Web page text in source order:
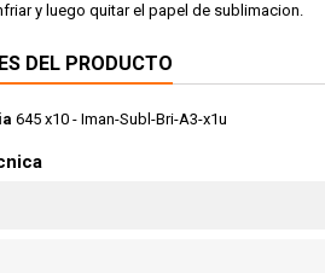
y luego quitar el papel de sublimacion.
DEL PRODUCTO
645 x10 - Iman-Subl-Bri-A3-x1u